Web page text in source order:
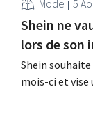
Mode 5
Shein ne
lors de son
Shein
mois-ci et vise